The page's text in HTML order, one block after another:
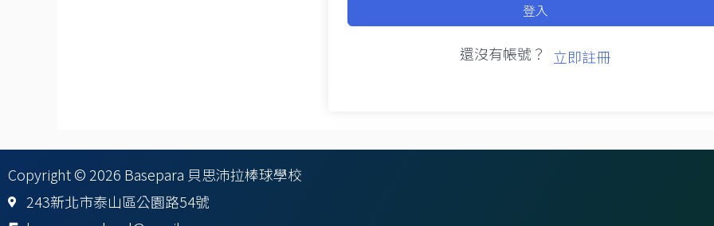
登入
還沒有帳號？ 立即註冊
Copyright © 2026 Basepara 貝思沛拉棒球學校
243新北市泰山區公園路54號